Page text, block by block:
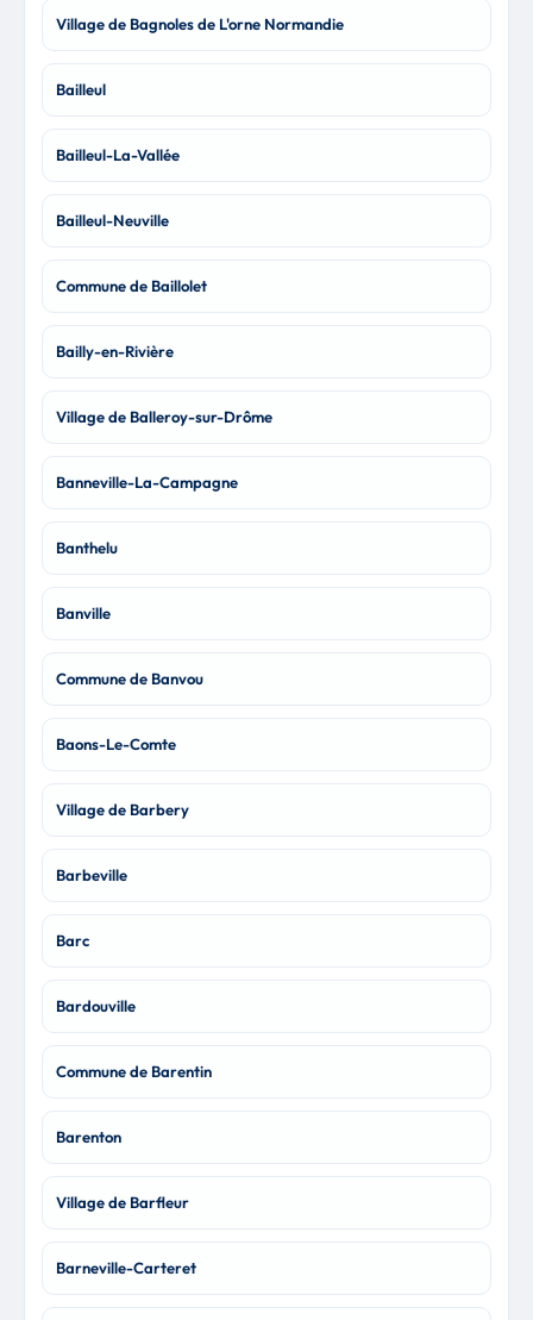
Village de Bagnoles de L'orne Normandie
Bailleul
Bailleul-La-Vallée
Bailleul-Neuville
Commune de Baillolet
Bailly-en-Rivière
Village de Balleroy-sur-Drôme
Banneville-La-Campagne
Banthelu
Banville
Commune de Banvou
Baons-Le-Comte
Village de Barbery
Barbeville
Barc
Bardouville
Commune de Barentin
Barenton
Village de Barfleur
Barneville-Carteret